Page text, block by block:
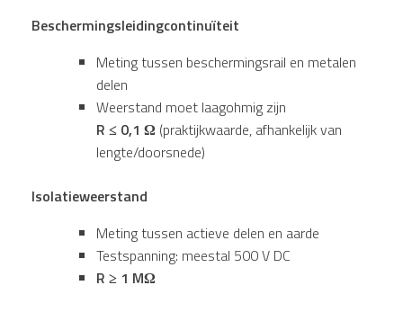
Beschermingsleidingcontinuïteit
Meting tussen beschermingsrail en metalen
delen
Weerstand moet laagohmig zijn
R ≤ 0,1 Ω (praktijkwaarde, afhankelijk van
lengte/doorsnede)
Isolatieweerstand
Meting tussen actieve delen en aarde
Testspanning: meestal 500 V DC
R ≥ 1 MΩ